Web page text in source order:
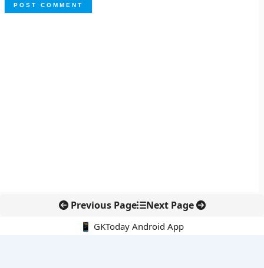
Previous Page Next Page
📱 GKToday Android App